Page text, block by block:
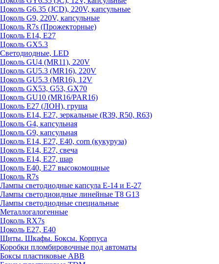
Цоколь G6.35 (JCD), 220V, капсульные
Цоколь G9, 220V, капсульные
Цоколь R7s (Прожекторные)
Цоколь E14, E27
Цоколь GX5.3
Светодиодные, LED
Цоколь GU4 (MR11), 220V
Цоколь GU5.3 (MR16), 220V
Цоколь GU5.3 (MR16), 12V
Цоколь GX53, G53, GX70
Цоколь GU10 (MR16/PAR16)
Цоколь Е27 (ЛОН), груша
Цоколь Е14, Е27, зеркальные (R39, R50, R63)
Цоколь G4, капсульная
Цоколь G9, капсульная
Цоколь Е14, Е27, Е40, corn (кукуруза)
Цоколь Е14, Е27, свеча
Цоколь Е14, Е27, шар
Цоколь Е40, Е27 высокомощные
Цоколь R7s
Лампы светодиодные капсула Е-14 и Е-27
Лампы светодиоидные линейные T8 G13
Лампы светодиодные специальные
Металлогалогенные
Цоколь RX7s
Цоколь Е27, E40
Щиты. Шкафы. Боксы. Корпуса
Коробки пломбировочные под автоматы
Боксы пластиковые ABB